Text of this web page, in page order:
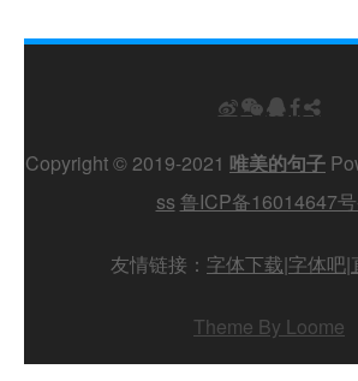
Copyright © 2019-2021 唯美的句子
ss 鲁ICP备16014647
友情链接： 字体下载|字体吧|
Theme By Loome